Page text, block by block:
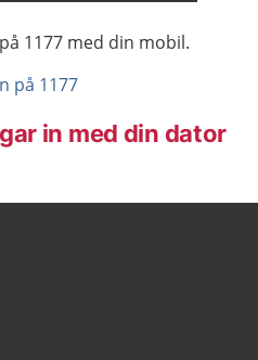
1177 med din mobil.
på 1177
in med din dator